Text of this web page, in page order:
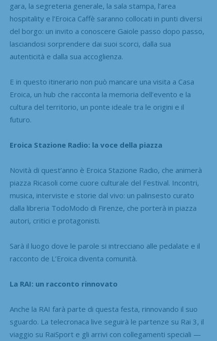
gara, la segreteria generale, la sala stampa, l’area
hospitality e l’Eroica Caffè saranno collocati in punti diversi
del borgo: un invito a conoscere Gaiole passo dopo passo,
lasciandosi sorprendere dai suoi scorci, dalla sua
autenticità e dalla sua accoglienza.
E in questo itinerario non può mancare una visita a Casa
Eroica, un hub che racconta la memoria dell’evento e la
cultura del territorio, un ponte ideale tra le origini e il
futuro.
Eroica Stazione Radio: la voce della piazza
Novità di quest’anno è Eroica Stazione Radio, che animerà
piazza Ricasoli come cuore culturale del Festival. Incontri,
musica, interviste e storie dal vivo: un palinsesto curato
dalla libreria TodoModo di Firenze, che porterà in piazza
autori, critici e protagonisti.
Sarà il luogo dove le parole si intrecciano alle pedalate e il
racconto de L’Eroica diventa comunità.
La RAI: un racconto rinnovato
Anche la RAI farà parte di questa festa, rinnovando il suo
sguardo. La telecronaca live seguirà le partenze su Rai 3, il
viaggio su RaiSport e gli arrivi con collegamenti speciali —